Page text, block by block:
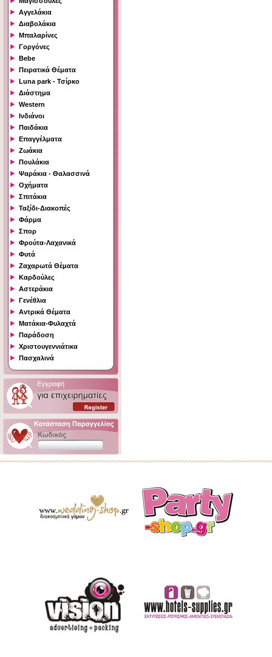
Αγγελάκια
Διαβολάκια
Μπαλαρίνες
Γοργόνες
Bebe
Πειρατικά Θέματα
Luna park - Τσίρκο
Διάστημα
Western
Ινδιάνοι
Παιδάκια
Επαγγέλματα
Ζωάκια
Πουλάκια
Ψαράκια - Θαλασσινά
Οχήματα
Σπιτάκια
Ταξίδι-Διακοπές
Φάρμα
Σπορ
Φρούτα-Λαχανικά
Φυτά
Ζαχαρωτά Θέματα
Καρδούλες
Αστεράκια
Γενέθλια
Αντρικά Θέματα
Ματάκια-Φυλαχτά
Παράδοση
Χριστουγεννιάτικα
Πασχαλινά